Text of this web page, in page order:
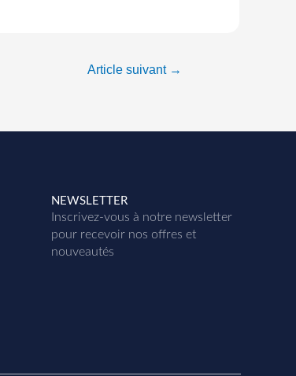
Article suivant →
NEWSLETTER
Inscrivez-vous à notre newsletter
pour recevoir nos offres et
nouveautés